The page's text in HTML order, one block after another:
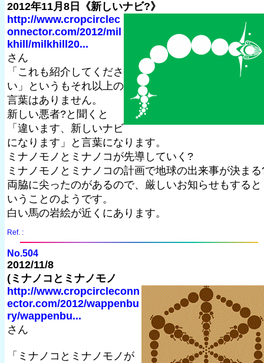
2012年11月8日《新しいナビ?》
http://www.cropcirclec
onnector.com/2012/mil
khill/milkhill20...
さん
「これも紹介してくださ
い」というもそれ以上の
言葉はありません。
新しい悪者?と聞くと
「違います、新しいナビ
になります」と言葉になります。
ミナノモノとミナノコが先導していく?
ミナノモノとミナノコの計画で地球の出来事が決まる
両脇に尖ったのがあるので、厳しいお知らせもすると
いうことのようです。
白い馬の岩絵が近くにあります。
Ref. :
No.504
2012/11/8
(ミナノコとミナノモノ
http://www.cropcircleconn
ector.com/2012/wappenbu
ry/wappenbu...
さん
「ミナノコとミナノモノが